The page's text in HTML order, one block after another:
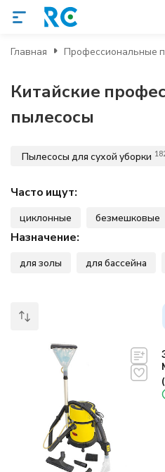
Главная Профессиональные
Китайские
пылесосы
Пылесосы для сухой уборки
Часто ищут:
циклонные безмешковые
Назначение:
для золы для бассейна